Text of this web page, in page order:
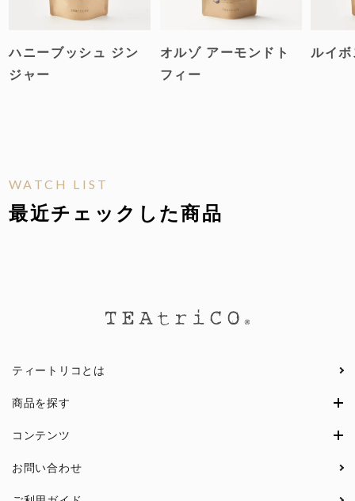
ルイボスティすごく体がぽかぽかして、美味しいで
リピート決定です！！
ハニーブッシュ ジン
ジャー
オルゾ アーモンドト
フィー
ルイ
WATCH LIST
最近チェックした商品
ティートリコとは
商品を探す
コンテンツ
お問い合わせ